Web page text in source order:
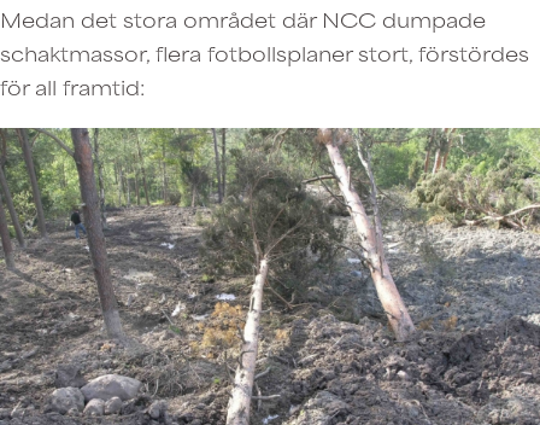
Medan det stora området där NCC dumpade
schaktmassor, flera fotbollsplaner stort, förstördes
för all framtid: